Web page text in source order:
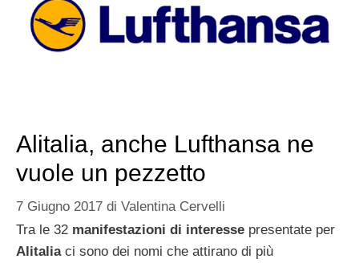
Alitalia, anche Lufthansa ne
vuole un pezzetto
7 Giugno 2017 di Valentina Cervelli
Tra le 32 manifestazioni di interesse presentate per
Alitaliaci sono dei nomi che attirano di più